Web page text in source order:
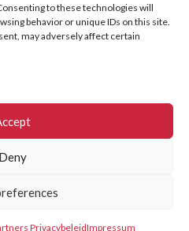
to these technologies will
behavior or unique IDs on this site.
may adversely affect certain
Deny
PrivacybeleidImpressum